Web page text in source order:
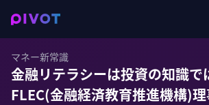
マネー新常識
金融リテラシーは投資の知識で
FLEC(金融経済教育推進機構)理